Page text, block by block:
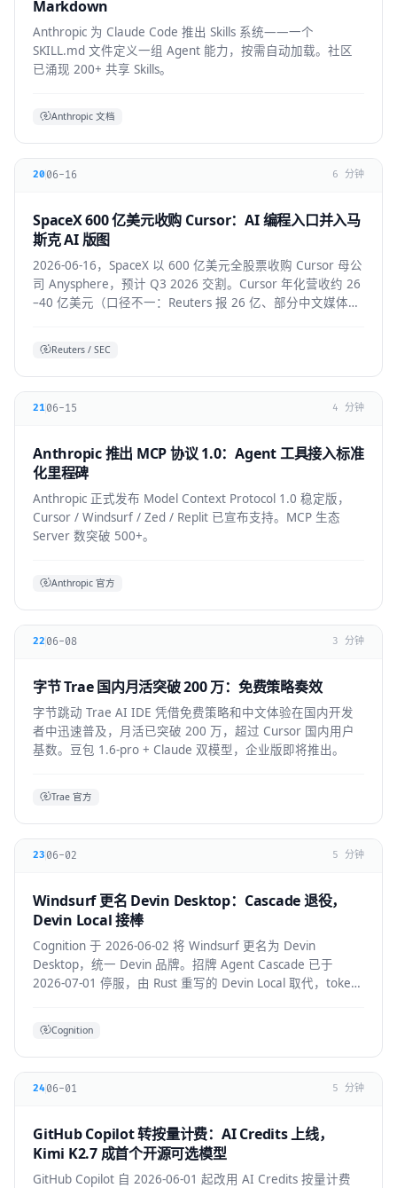
Markdown
Anthropic 为 Claude Code 推出 Skills 系统——一个
SKILL.md 文件定义一组 Agent 能力，按需自动加载。社区
已涌现 200+ 共享 Skills。
Anthropic 文档
2006-16 6 分钟
SpaceX 600 亿美元收购 Cursor：AI 编程入口并入马
斯克 AI 版图
2026-06-16，SpaceX 以 600 亿美元全股票收购 Cursor 母公
司 Anysphere，预计 Q3 2026 交割。Cursor 年化营收约 26
–40 亿美元（口径不一：Reuters 报 26 亿、部分中文媒体报
Reuters / SEC
2106-15 4 分钟
Anthropic 推出 MCP 协议 1.0：Agent 工具接入标准
化里程碑
Anthropic 正式发布 Model Context Protocol 1.0 稳定版，
Cursor / Windsurf / Zed / Replit 已宣布支持。MCP 生态
Server 数突破 500+。
Anthropic 官方
22 06-08 3 分钟
字节 Trae 国内月活突破 200 万：免费策略奏效
字节跳动 Trae AI IDE 凭借免费策略和中文体验在国内开发
者中迅速普及，月活已突破 200 万，超过 Cursor 国内用户
基数。豆包 1.6-pro + Claude 双模型，企业版即将推出。
Trae 官方
23 06-02 5 分钟
Windsurf 更名 Devin Desktop：Cascade 退役，
Devin Local 接棒
Cognition 于 2026-06-02 将 Windsurf 更名为 Devin
Desktop，统一 Devin 品牌。招牌 Agent Cascade 已于
2026-07-01 停服，由 Rust 重写的 Devin Local 取代，token
Cognition
2406-01 5 分钟
GitHub Copilot 转按量计费：AI Credits 上线，
Kimi K2.7 成首个开源可选模型
GitHub Copilot 自 2026-06-01 起改用 AI Credits 按量计费